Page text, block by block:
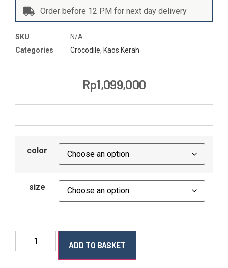
Order before 12 PM for next day delivery
SKU
N/A
Categories
Crocodile, Kaos Kerah
Rp1,099,000
color
size
ADD TO BASKET